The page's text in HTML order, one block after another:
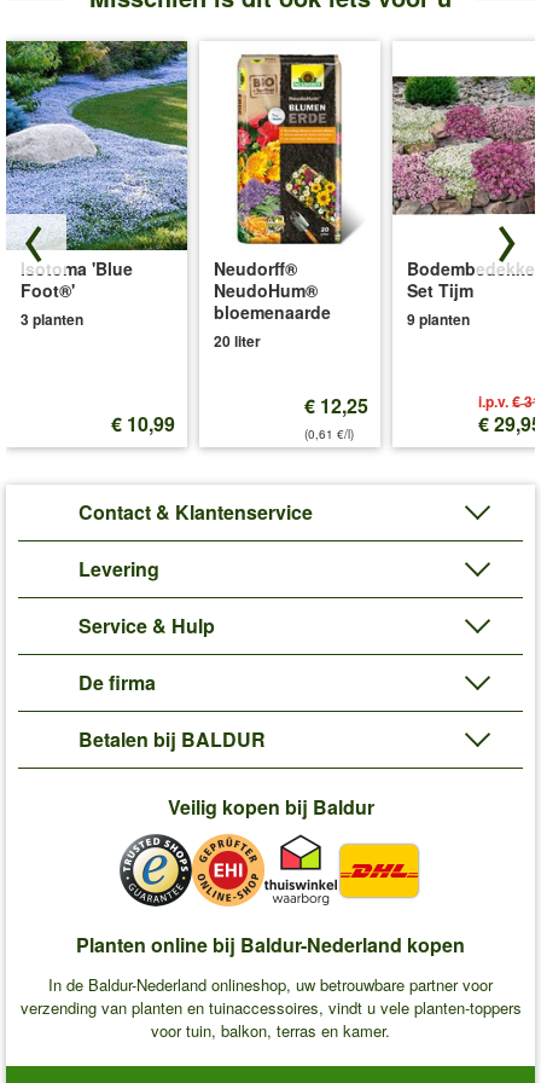
Isotoma 'Blue
Foot®'
3 planten
€ 10,99
Neudorff®
NeudoHum®
bloemenaarde
20 liter
€ 12,25
(0,61 €/l)
Bodembedekker
Set Tijm
9 planten
i.p.v.€
€ 29,95
Contact & Klantenservice
Levering
Service & Hulp
De firma
Betalen bij BALDUR
Veilig kopen bij Baldur
Planten online bij Baldur-Nederland kopen
In de Baldur-Nederland onlineshop, uw betrouwbare partner voor
verzending van planten en tuinaccessoires, vindt u vele planten-toppers
voor tuin, balkon, terras en kamer.